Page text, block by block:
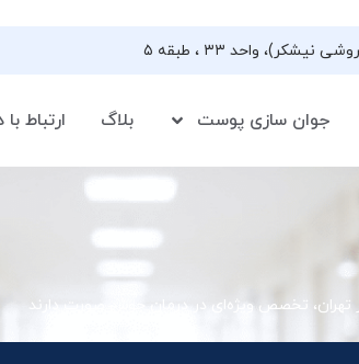
جوان سازی پوست بلاگ ارتباط
تهران، تخصص ویژه‌ای در درمان جوش صورت دارند